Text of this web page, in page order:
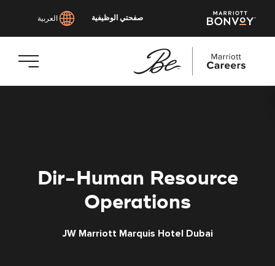
صفحتي الوظيفية العربية
Dir-Human Resource
Operations
JW Marriott Marquis Hotel Dubai